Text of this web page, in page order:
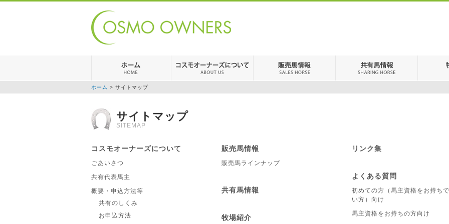
ホーム > サイトマップ
サイトマップ
SITEMAP
コスモオーナーズについて
ごあいさつ
共有代表馬主
概要・申込方法等
共有のしくみ
お申込方法
販売馬情報
販売馬ラインナップ
共有馬情報
牧場紹介
リンク集
よくある質問
初めての方（馬主資格をお持ち
い方）向け
馬主資格をお持ちの方向け